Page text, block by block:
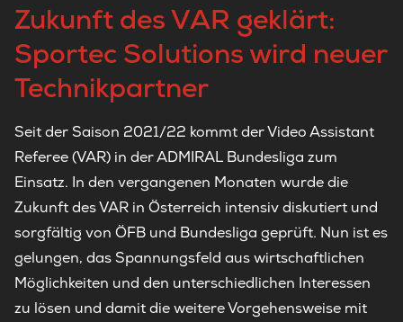
Zukunft des VAR geklärt:
Sportec Solutions wird neuer
Technikpartner
Seit der Saison 2021/22 kommt der Video Assistant
Referee (VAR) in der ADMIRAL Bundesliga zum
Einsatz. In den vergangenen Monaten wurde die
Zukunft des VAR in Österreich intensiv diskutiert und
sorgfältig von ÖFB und Bundesliga geprüft. Nun ist es
gelungen, das Spannungsfeld aus wirtschaftlichen
Möglichkeiten und den unterschiedlichen Interessen
zu lösen und damit die weitere Vorgehensweise mit